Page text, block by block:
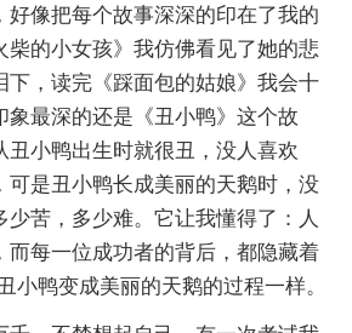
好像把每个故事深深的印在了我的
柴的小女孩》我仿佛看见了她的悲
下，读完《踩面包的姑娘》我会十
象最深的还是《丑小鸭》这个故
丑小鸭出生时就很丑，没人喜欢
可是丑小鸭长成美丽的天鹅时，没
少苦，多少难。它让我懂得了：人
而每一位成功者的背后，都隐藏着
小鸭变成美丽的天鹅的过程一样。